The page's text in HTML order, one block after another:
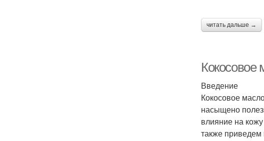
читать дальше →
Кокосовое
Введение
Кокосовое
насыщено
влияние на
также приведем